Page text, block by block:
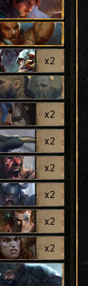
x2
x2
x2
x2
x2
x2
x2